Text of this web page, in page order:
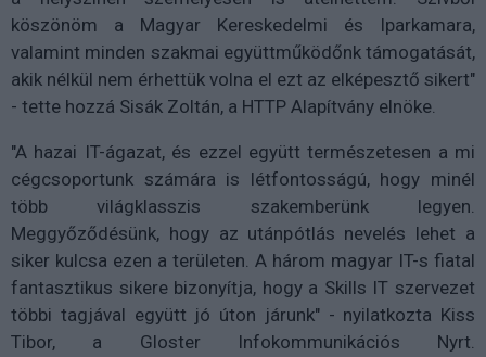
köszönöm a Magyar Kereskedelmi és Iparkamara,
valamint minden szakmai együttműködőnk támogatását,
akik nélkül nem érhettük volna el ezt az elképesztő sikert"
- tette hozzá Sisák Zoltán, a HTTP Alapítvány elnöke.
"A hazai IT-ágazat, és ezzel együtt természetesen a mi
cégcsoportunk számára is létfontosságú, hogy minél
több világklasszis szakemberünk legyen.
Meggyőződésünk, hogy az utánpótlás nevelés lehet a
siker kulcsa ezen a területen. A három magyar IT-s fiatal
fantasztikus sikere bizonyítja, hogy a Skills IT szervezet
többi tagjával együtt jó úton járunk" - nyilatkozta Kiss
Tibor, a Gloster Infokommunikációs Nyrt.